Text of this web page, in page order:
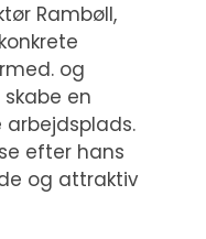
Rambøll,
og
en
efter hans
og attraktiv